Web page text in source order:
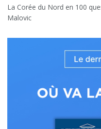
La Corée du Nord en 100
Malovic